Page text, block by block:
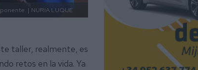
| NURIA LUQUE
taller, realmente, es
retos en la vida. Ya